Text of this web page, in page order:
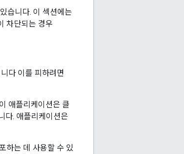
습니다. 이 섹션에는
차단되는 경우
다 이를 피하려면
애플리케이션은 클
다. 애플리케이션은
하는 데 사용할 수 있